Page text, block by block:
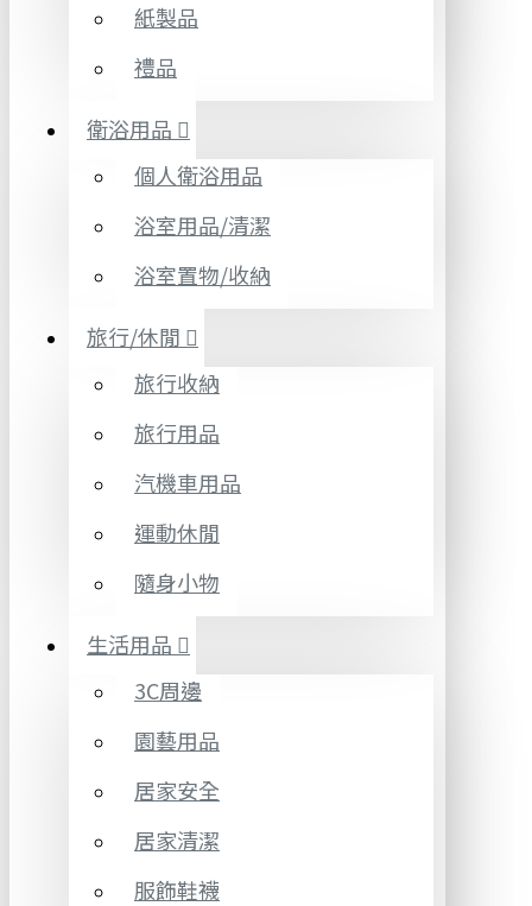
紙製品
禮品
衛浴用品
個人衛浴用品
浴室用品/清潔
浴室置物/收納
旅行/休閒
旅行收納
旅行用品
汽機車用品
運動休閒
隨身小物
生活用品
3C周邊
園藝用品
居家安全
居家清潔
服飾鞋襪